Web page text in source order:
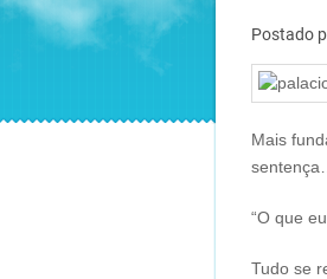
Postado
Mais
sentença…
“O que
Tudo se